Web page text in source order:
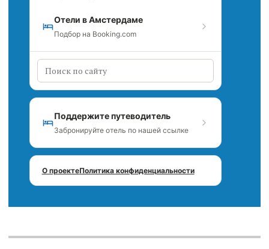
Отели в Амстердаме
Подбор на Booking.com
Поддержите путеводитель
Забронируйте отель по нашей ссылке
О проектеПолитика конфиденциальности